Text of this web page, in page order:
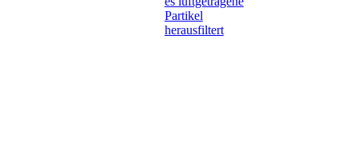
Partikel
herausfiltert